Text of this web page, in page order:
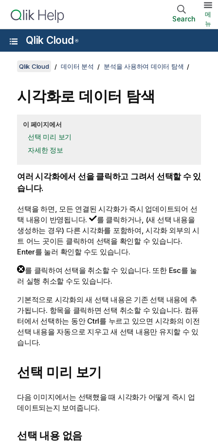
Search
메
뉴
Qlik Cloud ®
Qlik Cloud 데이터 분석 분석을 사용하여 데이터 탐색
시각화로 데이터 탐색
이 페이지에서
선택 미리 보기
자세한 정보
여러 시각화에서 선을 클릭하고 그려서 선택할 수 있
습니다.
선택을 하면, 모든 연결된 시각화가 즉시 업데이트되어 선
택 내용이 반영됩니다.
를 클릭하거나, (새 선택 내용을
생성하는 경우) 다른 시각화를 포함하여, 시각화 외부의 시
트 어느 곳이든 클릭하여 선택을 확인할 수 있습니다.
Enter를 눌러 확인할 수도 있습니다.
를 클릭하여 선택을 취소할 수 있습니다. 또한 Esc를 눌
러 실행 취소할 수도 있습니다.
기본적으로 시각화의 새 선택 내용은 기존 선택 내용에 추
가됩니다. 항목을 클릭하면 선택 취소할 수 있습니다. 컴퓨
터에서 선택하는 동안 Ctrl를 누르고 있으면 시각화의 이전
선택 내용을 자동으로 지우고 새 선택 내용만 유지할 수 있
습니다.
선택 미리 보기
다음 이미지에서는 선택했을 때 시각화가 어떻게 즉시 업
데이트되는지 보여줍니다.
선택 내용 없음